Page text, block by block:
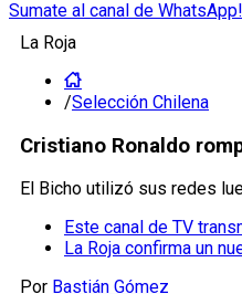
Sumate al canal de WhatsApp!
La Roja
/Selección Chilena
Cristiano Ronaldo
El Bicho utilizó sus redes
Este canal de TV
La Roja confirma un
Por Bastián Gómez